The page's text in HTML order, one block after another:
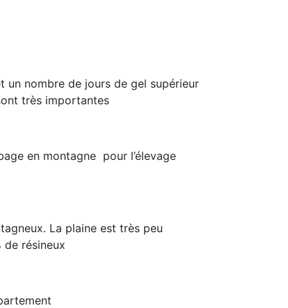
un nombre de jours de gel supérieur
très importantes
en montagne pour l’élevage
La plaine est très peu
résineux